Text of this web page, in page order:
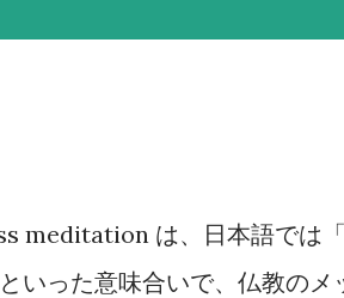
meditation は、日本語では
いった意味合いで、仏教の